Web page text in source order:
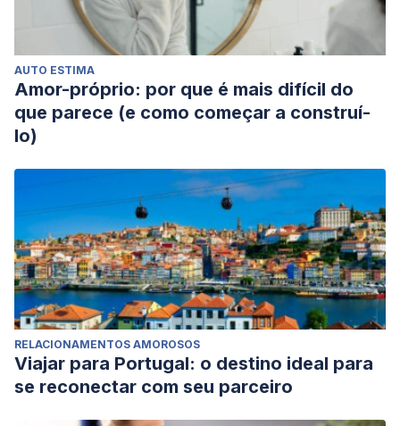
AUTO ESTIMA
Amor-próprio: por que é mais difícil do
que parece (e como começar a construí-
lo)
RELACIONAMENTOS AMOROSOS
Viajar para Portugal: o destino ideal para
se reconectar com seu parceiro